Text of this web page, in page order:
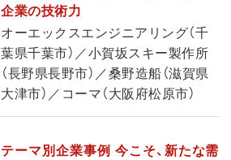
企業の技術力
オーエックスエンジニアリング（千
葉県千葉市）／小賀坂スキー製作所
（長野県長野市）／桑野造船（滋賀県
大津市）／コーマ（大阪府松原市）
テーマ別企業事例 今こそ、新たな需